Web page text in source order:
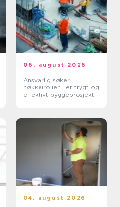
06. august 2026
Ansvarlig søker
nøkkelrollen i et trygt og
effektivt byggeprosjekt
04. august 2026